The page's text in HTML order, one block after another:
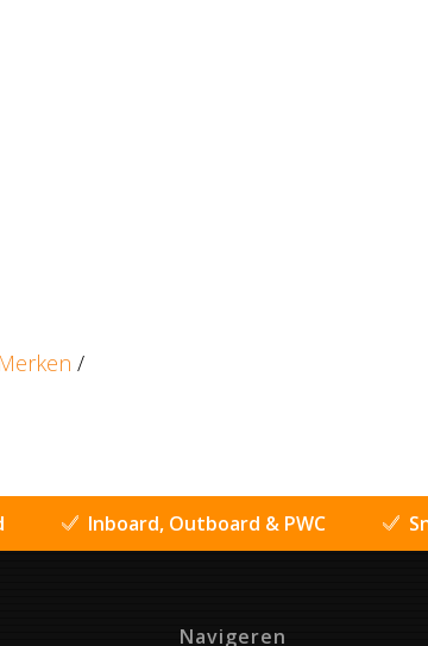
Merken /
Inboard, Outboard & PWC
Navigeren